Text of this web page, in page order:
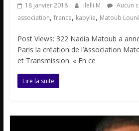
18 janvier 2018 ilelli M
Aucun
association, france, kabylie, Matoub
Post Views: 322 Nadia Matoub a
Paris la création de l’Association
et Transmission. « En ce
Lire la suite